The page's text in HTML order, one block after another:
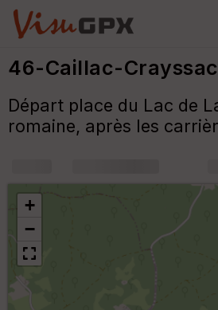
46-Caillac-
Départ place du Lac de
romaine, après les
+
−